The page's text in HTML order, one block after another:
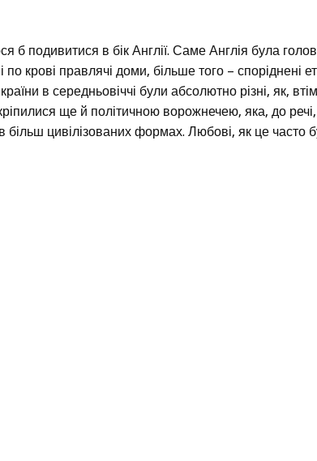
б подивитися в бік Англії. Саме Англія була
по крові правлячі доми, більше того –
країни в середньовіччі були абсолютно різні, як,
ще й політичною ворожнечею, яка, до
в більш цивілізованих формах. Любові, як це часто